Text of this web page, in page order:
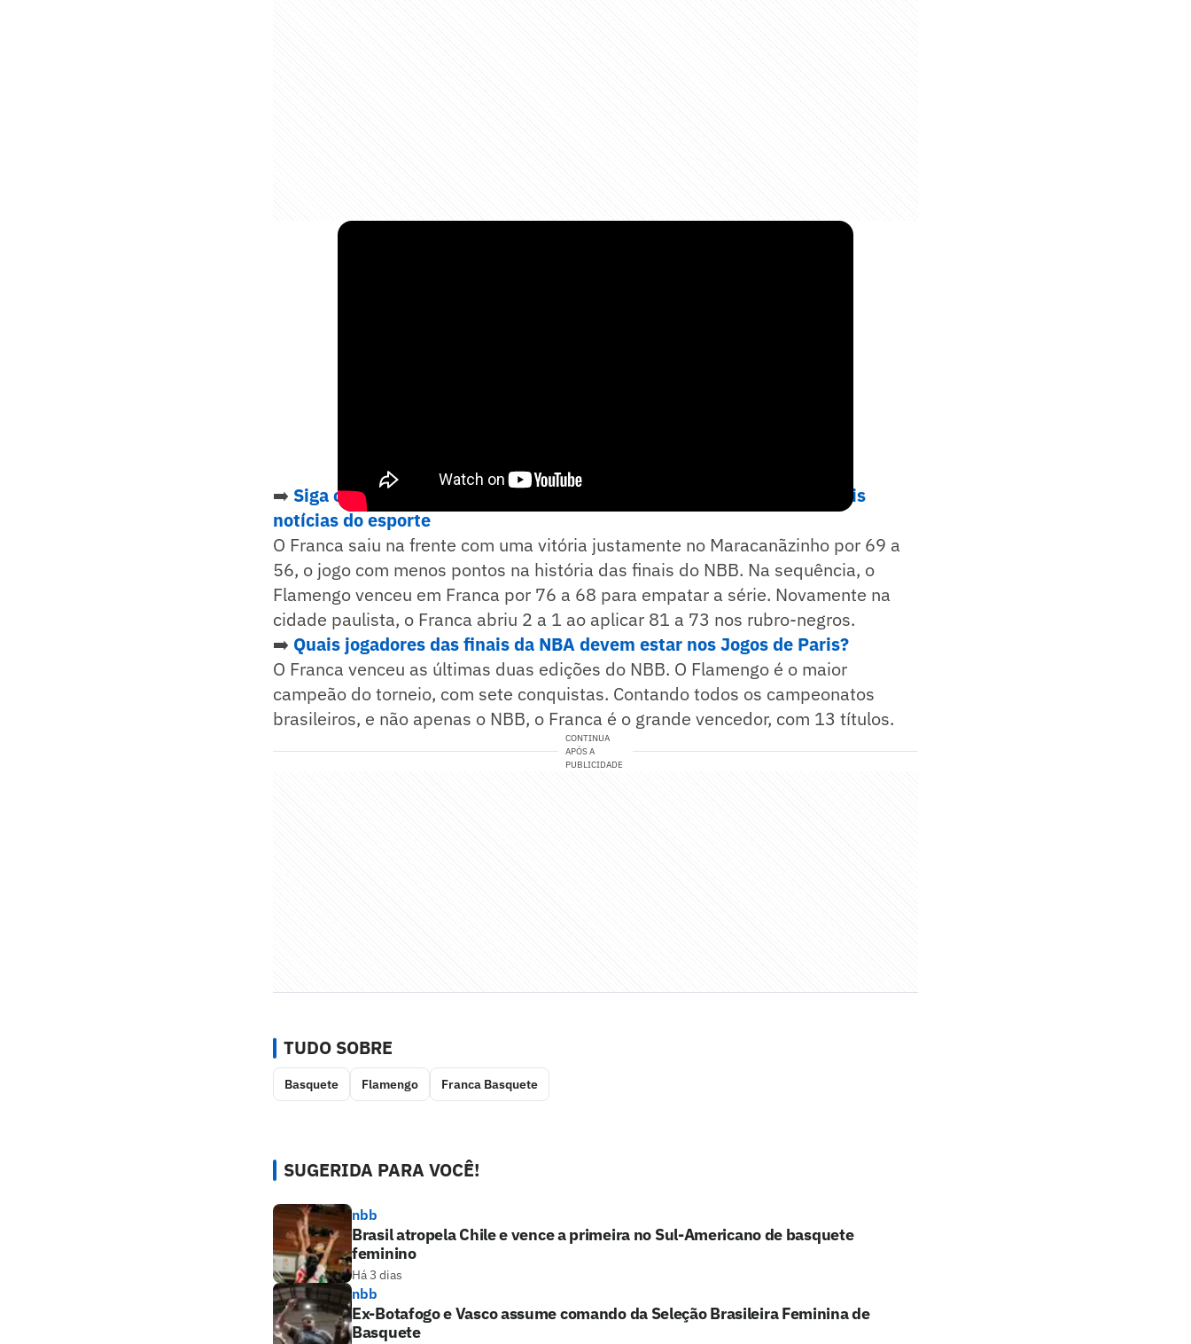
➡️ Siga o Lance! no WhatsApp e acompanhe em tempo real as principais
notícias do esporte
O Franca saiu na frente com uma vitória justamente no Maracanãzinho por 69 a
56, o jogo com menos pontos na história das finais do NBB. Na sequência, o
Flamengo venceu em Franca por 76 a 68 para empatar a série. Novamente na
cidade paulista, o Franca abriu 2 a 1 ao aplicar 81 a 73 nos rubro-negros.
➡️ Quais jogadores das finais da NBA devem estar nos Jogos de Paris?
O Franca venceu as últimas duas edições do NBB. O Flamengo é o maior
campeão do torneio, com sete conquistas. Contando todos os campeonatos
brasileiros, e não apenas o NBB, o Franca é o grande vencedor, com 13 títulos.
CONTINUA
APÓS A
PUBLICIDADE
TUDO SOBRE
Basquete Flamengo Franca Basquete
SUGERIDA PARA VOCÊ!
nbb
Brasil atropela Chile e vence a primeira no Sul-Americano de basquete
feminino
Há 3 dias
nbb
Ex-Botafogo e Vasco assume comando da Seleção Brasileira Feminina de
Basquete